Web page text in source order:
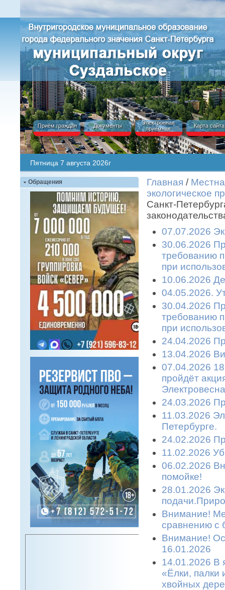
Приём граждан Документы
Электронная
приёмная
Карта сайта
Пятница 7 августа 2026г
Обращения Главная /
экологическое
Санкт-
07.07.2026
30.06.2026
требованию
при
10.06.2026
04.05.2026.
30.04.2026
требованию
при
24.04.2026
13.04.2026
07.04.2026
пройдёт
24.03.2026
11.03.2026
Петербурге.
24.02.2026
11.02.2026
06.02.2026
помойке!
28.01.2026
Внимание!
сравнению с
Внимание!
16.01.2026
14.01.2026 В
«Ёлки, палки
хвойных